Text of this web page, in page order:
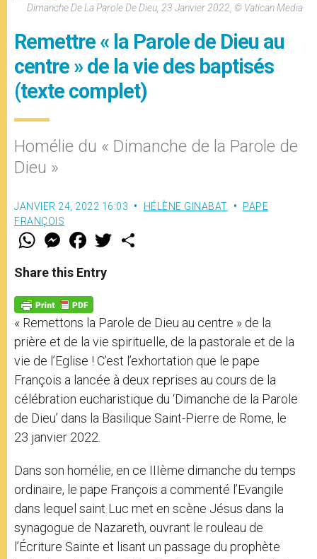
Dimanche De La Parole De Dieu, 23 Janvier 2022, © Vatican Media
Remettre « la Parole de Dieu au
centre » de la vie des baptisés
(texte complet)
Homélie du « Dimanche de la Parole de
Dieu »
JANVIER 24, 2022 16:03 HÉLÈNE GINABAT
PAPE
FRANÇOIS
W
t
s
p
p
M
e
s
e
g
e
r
F
a
e
b
o
k
w
Share this Entry
« Remettons la Parole de Dieu au centre » de la
prière et de la vie spirituelle, de la pastorale et de la
vie de l’Eglise ! C’est l’exhortation que le pape
François a lancée à deux reprises au cours de la
célébration eucharistique du ‘Dimanche de la Parole
de Dieu’ dans la Basilique Saint-Pierre de Rome, le
23 janvier 2022.
Dans son homélie, en ce IIIème dimanche du temps
ordinaire, le pape François a commenté l’Evangile
dans lequel saint Luc met en scène Jésus dans la
synagogue de Nazareth, ouvrant le rouleau de
l’Écriture Sainte et lisant un passage du prophète